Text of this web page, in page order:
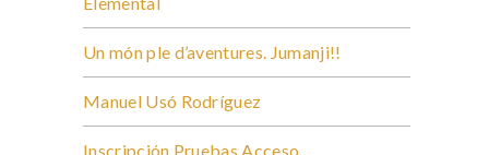
Un món ple d’aventures. Jumanji!!
Manuel Usó Rodríguez
Inscripción Pruebas Acceso.